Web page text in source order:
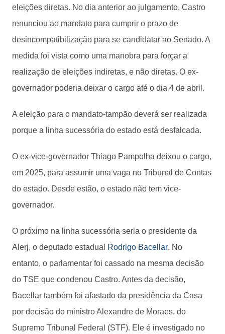
eleições diretas. No dia anterior ao julgamento, Castro
renunciou ao mandato para cumprir o prazo de
desincompatibilização para se candidatar ao Senado. A
medida foi vista como uma manobra para forçar a
realização de eleições indiretas, e não diretas. O ex-
governador poderia deixar o cargo até o dia 4 de abril.
A eleição para o mandato-tampão deverá ser realizada
porque a linha sucessória do estado está desfalcada.
O ex-vice-governador Thiago Pampolha deixou o cargo,
em 2025, para assumir uma vaga no Tribunal de Contas
do estado. Desde estão, o estado não tem vice-
governador.
O próximo na linha sucessória seria o presidente da
Alerj, o deputado estadual
Rodrigo Bacellar. No
entanto, o parlamentar foi cassado na mesma decisão
do TSE que condenou Castro. Antes da decisão,
Bacellar também foi afastado da presidência da Casa
por decisão do ministro Alexandre de Moraes, do
Supremo Tribunal Federal (STF). Ele é investigado no